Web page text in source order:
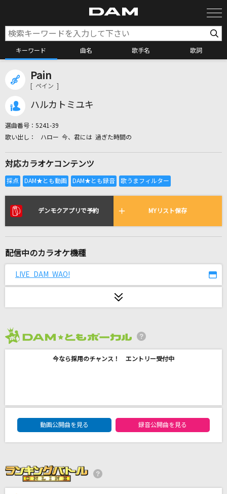
キーワード 曲名 歌手名 歌詞
全国りれき
リアルタイムで歌われている曲の一覧
[生音]恋の終わりの名古屋にひとり
道
Little Glee Monster
ケセラセラ
水森かおり
Pain
[ ペイン ]
ハルカトミユキ
選曲番号： 5241-39
ハロー 今、君には 過ぎた時間の
対応カラオケコンテンツ
デンモクアプリで予約 MYリスト保存
配信中のカラオケ機種
LIVE DAM WAO!
今なら採用のチャンス！ エントリー受付中
DAM★ともボーカルエントリーランキング
動画公開曲を見る
録音公開曲を見る